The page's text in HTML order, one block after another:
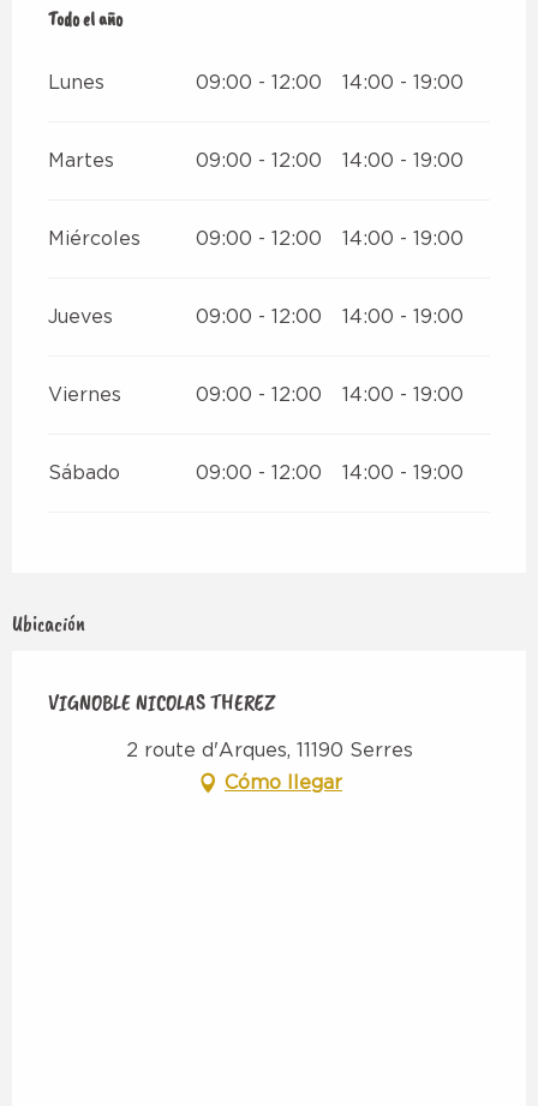
Todo el año
Todo el año
Lunes 09:00 - 12:00 14:00 - 19:00
Martes 09:00 - 12:00 14:00 - 19:00
Miércoles 09:00 - 12:00 14:00 - 19:00
Jueves 09:00 - 12:00 14:00 - 19:00
Viernes 09:00 - 12:00 14:00 - 19:00
Sábado 09:00 - 12:00 14:00 - 19:00
Ubicación
VIGNOBLE NICOLAS THEREZ
2 route d'Arques, 11190 Serres
Cómo llegar